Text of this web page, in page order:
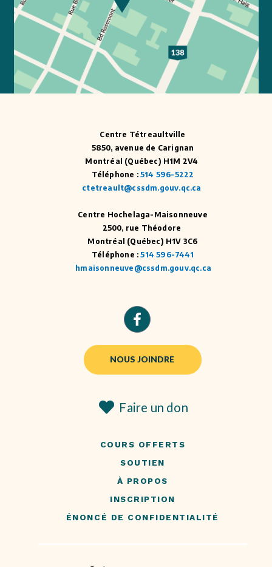
Centre Tétreaultville
5850, avenue de Carignan
Montréal (Québec) H1M 2V4
Téléphone : 514 596-5222
ctetreault@cssdm.gouv.qc.ca
Centre Hochelaga-Maisonneuve
2500, rue Théodore
Montréal (Québec) H1V 3C6
Téléphone :514 596-7441
hmaisonneuve@cssdm.gouv.qc.ca
NOUS JOINDRE
Faire un don
COURS OFFERTS
SOUTIEN
À PROPOS
INSCRIPTION
ÉNONCÉ DE CONFIDENTIALITÉ